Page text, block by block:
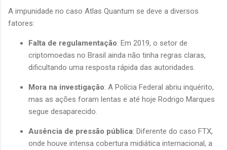
A impunidade no caso Atlas Quantum se deve a diversos
fatores:
Falta de regulamentação: Em 2019, o setor de
criptomoedas no Brasil ainda não tinha regras claras,
dificultando uma resposta rápida das autoridades.
Mora na investigação: A Polícia Federal abriu inquérito,
mas as ações foram lentas e até hoje Rodrigo Marques
segue desaparecido.
Ausência de pressão pública: Diferente do caso FTX,
onde houve intensa cobertura midiática internacional, a